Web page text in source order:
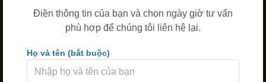
Điền thông tin của bạn và chọn ngày giờ tư vấn
phù hợp để chúng tôi liên hệ lại.
Họ và tên (bắt buộc)